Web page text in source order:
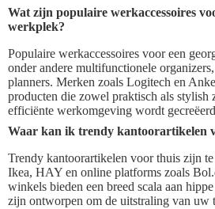
Wat zijn populaire werkaccessoires
werkplek?
Populaire werkaccessoires voor een
onder andere multifunctionele
planners. Merken zoals Logitech en
producten die zowel praktisch als stylish
efficiënte werkomgeving wordt
Waar kan ik trendy kantoorartikelen
Trendy kantoorartikelen voor thuis zijn
Ikea, HAY en online platforms zoals
winkels bieden een breed scala aan
zijn ontworpen om de uitstraling van uw